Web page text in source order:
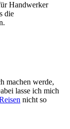
Handwerker
die
machen werde,
lasse ich mich
nicht so